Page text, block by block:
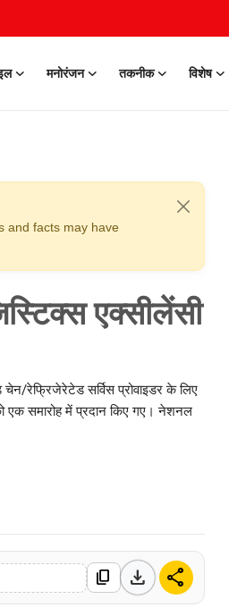
मनोरंजन तकनीक विशेष
and facts may have
एक्सीलेंसी
चेन/रेफ्रिजेरेटेड सर्विस प्रोवाइडर के लिए
एक समारोह में प्रदान किए गए। नेशनल
content_copy download share